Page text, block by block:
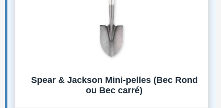
Spear & Jackson Mini-pelles (Bec Rond
ou Bec carré)